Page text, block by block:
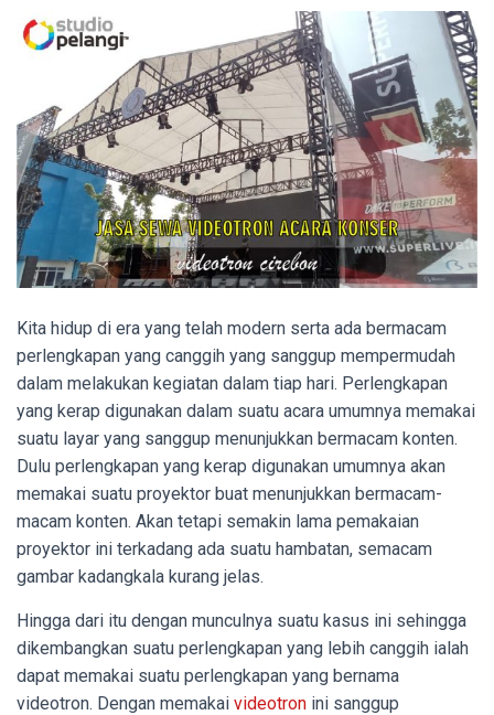
Kita hidup di era yang telah modern serta ada bermacam
perlengkapan yang canggih yang sanggup mempermudah
dalam melakukan kegiatan dalam tiap hari. Perlengkapan
yang kerap digunakan dalam suatu acara umumnya memakai
suatu layar yang sanggup menunjukkan bermacam konten.
Dulu perlengkapan yang kerap digunakan umumnya akan
memakai suatu proyektor buat menunjukkan bermacam-
macam konten. Akan tetapi semakin lama pemakaian
proyektor ini terkadang ada suatu hambatan, semacam
gambar kadangkala kurang jelas.
Hingga dari itu dengan munculnya suatu kasus ini sehingga
dikembangkan suatu perlengkapan yang lebih canggih ialah
dapat memakai suatu perlengkapan yang bernama
videotron. Dengan memakai videotron ini sanggup